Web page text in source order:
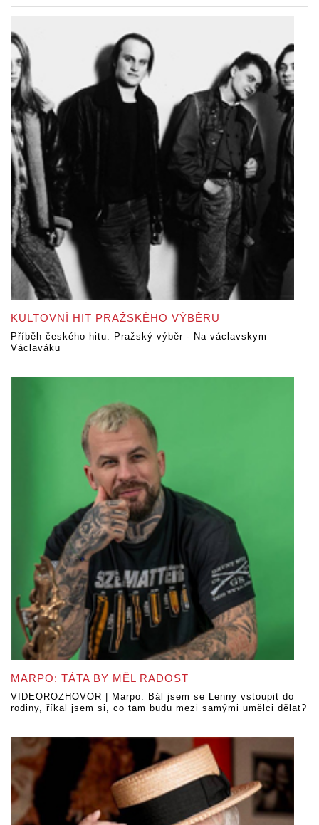
KULTOVNÍ HIT PRAŽSKÉHO VÝBĚRU
Příběh českého hitu: Pražský výběr - Na václavskym
Václaváku
MARPO: TÁTA BY MĚL RADOST
VIDEOROZHOVOR | Marpo: Bál jsem se Lenny vstoupit do
rodiny, říkal jsem si, co tam budu mezi samými umělci dělat?